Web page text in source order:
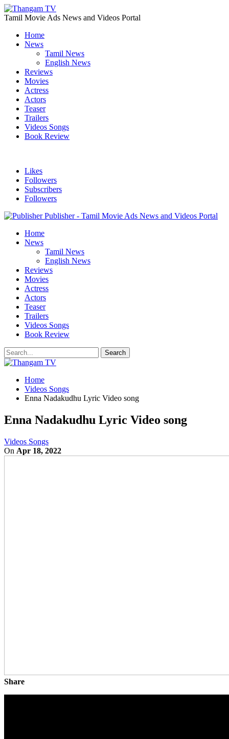
Tamil Movie Ads News and Videos Portal
Home
News
Tamil News
English News
Reviews
Movies
Actress
Actors
Teaser
Trailers
Videos Songs
Book Review
Likes
Followers
Subscribers
Followers
Publisher - Tamil Movie Ads News and Videos Portal
Home
News
Tamil News
English News
Reviews
Movies
Actress
Actors
Teaser
Trailers
Videos Songs
Book Review
Home
Videos Songs
Enna Nadakudhu Lyric Video song
Enna Nadakudhu Lyric Video song
Videos Songs
On Apr 18, 2022
Share